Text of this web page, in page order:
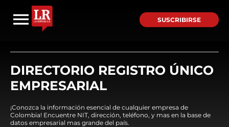
SUSCRIBIRSE
DIRECTORIO REGISTRO ÚNICO
EMPRESARIAL
¡Conozca la información esencial de cualquier empresa de
Colombia! Encuentre NIT, dirección, teléfono, y mas en la base de
datos empresarial mas grande del país.